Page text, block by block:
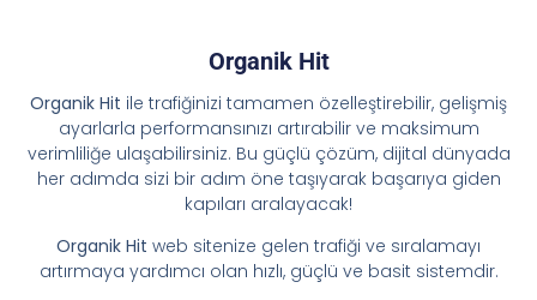
Organik Hit
Organik Hit ile trafiğinizi tamamen özelleştirebilir, gelişmiş
ayarlarla performansınızı artırabilir ve maksimum
verimliliğe ulaşabilirsiniz. Bu güçlü çözüm, dijital dünyada
her adımda sizi bir adım öne taşıyarak başarıya giden
kapıları aralayacak!
Organik Hit web sitenize gelen trafiği ve sıralamayı
artırmaya yardımcı olan hızlı, güçlü ve basit sistemdir.